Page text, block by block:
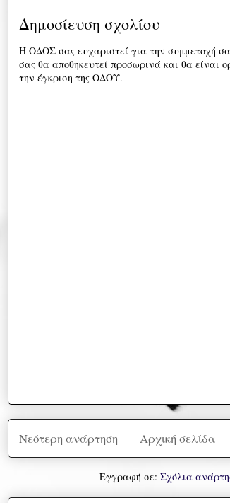
Δημοσίευση σχολίου
Η ΟΔΟΣ σας ευχαριστεί για την συμμετοχή
σας θα αποθηκευτεί προσωρινά και θα είναι
την έγκριση της ΟΔΟΥ.
Νεότερη ανάρτηση Αρχική σελίδα
Εγγραφή σε: Σχόλια